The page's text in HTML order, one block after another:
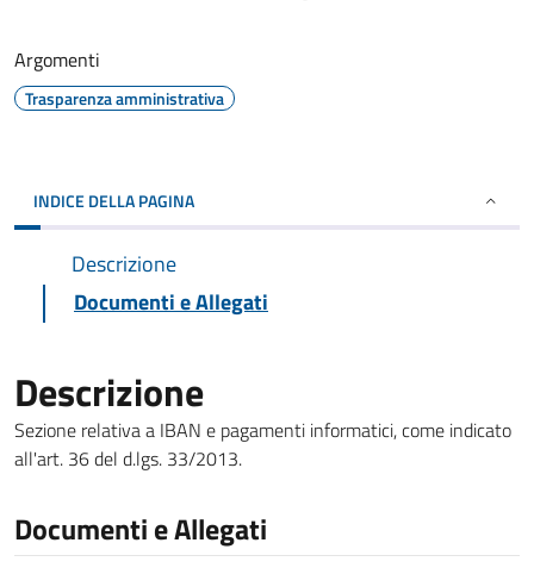
Argomenti
Trasparenza amministrativa
INDICE DELLA PAGINA
Descrizione
Documenti e Allegati
Descrizione
Sezione relativa a IBAN e pagamenti informatici, come indicato
all'art. 36 del d.lgs. 33/2013.
Documenti e Allegati